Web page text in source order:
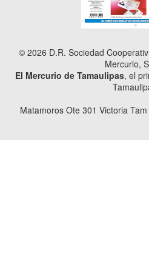
© 2026 D.R. Sociedad
Mercurio,
El Mercurio de Tamaulipas, el
Matamoros Ote 301 Victoria